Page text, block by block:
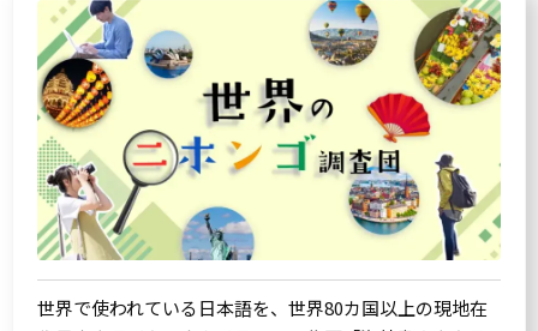
世界で使われている日本語を、世界80カ国以上の現地在